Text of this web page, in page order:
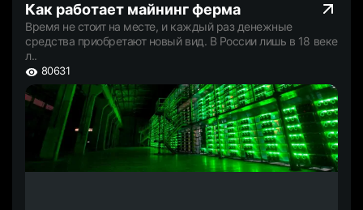
Как работает майнинг ферма
Время не стоит на месте, и каждый раз денежные
средства приобретают новый вид. В России лишь в 18 веке
л..
80631